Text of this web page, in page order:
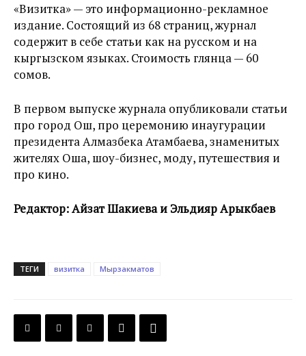
«Визитка» — это информационно-рекламное
издание. Состоящий из 68 страниц, журнал
содержит в себе статьи как на русском и на
кыргызском языках. Стоимость глянца — 60
сомов.
В первом выпуске журнала опубликовали статьи
про город Ош, про церемонию инаугурации
президента Алмазбека Атамбаева, знаменитых
жителях Оша, шоу-бизнес, моду, путешествия и
про кино.
Редактор: Айзат Шакиева и Эльдияр Арыкбаев
ТЕГИ визитка Мырзакматов